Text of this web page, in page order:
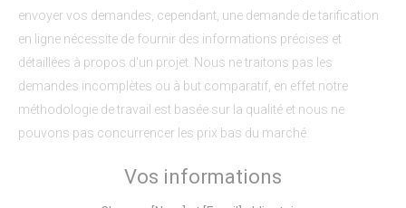
envoyer vos demandes, cependant, une demande de tarification
en ligne nécessite de fournir des informations précises et
détaillées à propos d'un projet. Nous ne traitons pas les
demandes incomplètes ou à but comparatif, en effet notre
méthodologie de travail est basée sur la qualité et nous ne
pouvons pas concurrencer les prix bas du marché.
Vos informations